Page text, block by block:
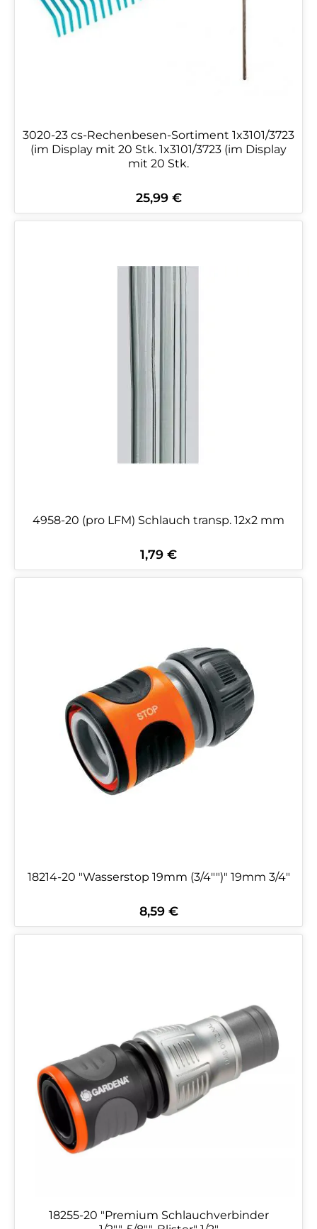
3020-23 cs-Rechenbesen-Sortiment 1x3101/3723
(im Display mit 20 Stk. 1x3101/3723 (im Display
mit 20 Stk.
Regulärer Preis:
25,99 €
4958-20 (pro LFM) Schlauch transp. 12x2 mm
Regulärer Preis:
1,79 €
18214-20 "Wasserstop 19mm (3/4"")" 19mm 3/4"
Regulärer Preis:
8,59 €
18255-20 "Premium Schlauchverbinder